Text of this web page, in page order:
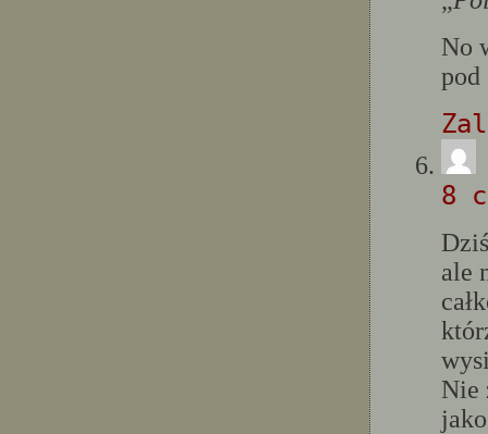
No
pod
8
ale
Nie